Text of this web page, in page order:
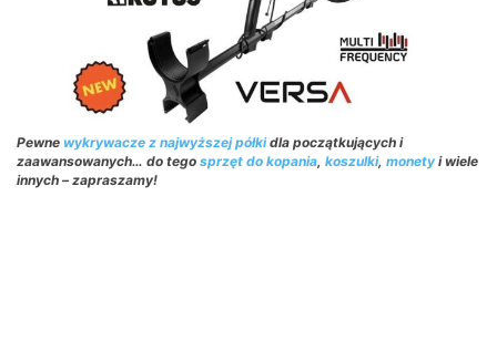
Pewne wykrywacze z najwyższej półkidla początkujących i
zaawansowanych… do tego sprzęt do kopania, koszulki, monety i wiele
innych – zapraszamy!